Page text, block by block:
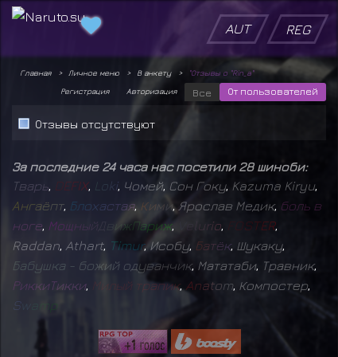
AUT REG
Главная Личное меню В анкету "Отзывы о "Rin_a"
Все От пользователей
Авторизация
Регистрация
Отзывы отсутствуют
За последние 24 часа нас посетили 28 шиноби:
Тварь DEFIX, Loki, Чомей, Сон Гоку, Kazuma Kiryu,
Ангаёпт, Блохастая, Ким и,Ярослав Медик, боль в
ноге Мощный ижПариж, urio O STER,
Raddan Athart, Timur,Исобу, Батёк, Шукаку,
Бабушка - божий одуванчик, Мататаби, Травник,
РиккиТикки, ый трапик, Anatom Компостер,
Sw